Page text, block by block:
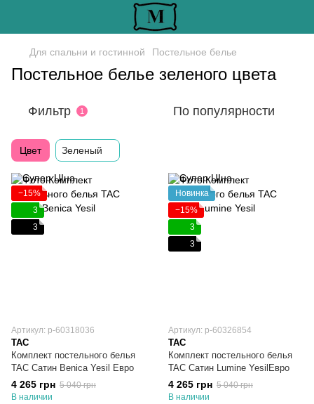
Для спальни и гостинной Постельное белье
Постельное белье зеленого цвета
Фильтр 1 По популярности
Цвет Зеленый
−15%
3
3
Артикул: р-60318036
TAC
Комплект постельного белья
TAC Сатин Benica Yesil Евро
4 265 грн 5 040 грн
В наличии
Новинка
−15%
3
3
Артикул: p-60326854
TAC
Комплект постельного белья
TAC Сатин Lumine YesilЕвро
4 265 грн 5 040 грн
В наличии